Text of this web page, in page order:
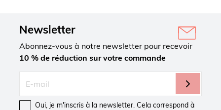
Newsletter
Abonnez-vous à notre newsletter pour recevoir
10 % de réduction sur votre commande
Oui, je m'inscris à la newsletter. Cela correspond à